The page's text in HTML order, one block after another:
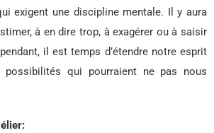
exigent une discipline mentale. Il y aura
à en dire trop, à exagérer ou à saisir
il est temps d’étendre notre esprit
possibilités qui pourraient ne pas nous